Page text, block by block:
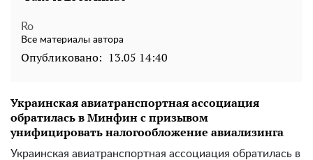
Ro
Все материалы автора
Опубликовано: 13.05 14:40
Украинская авиатранспортная ассоциация
обратилась в Минфин с призывом
унифицировать налогообложение авиализинга
Украинская авиатранспортная ассоциация обратилась в